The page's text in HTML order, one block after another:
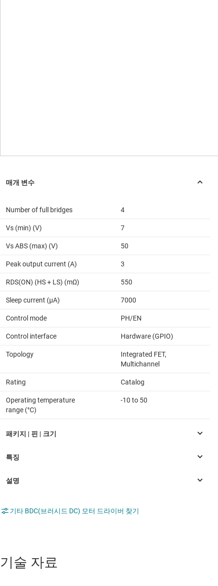
Number of full bridges 4
Vs (min) (V) 7
Vs ABS (max) (V) 50
Peak output current (A) 3
RDS(ON) (HS + LS) (mΩ) 550
Sleep current (µA) 7000
Control mode PH/EN
Control interface Hardware (GPIO)
Topology
Integrated FET,
Multichannel
Rating Catalog
Operating temperature
range (°C)
-10 to 50
기타 BDC(브러시드 DC) 모터 드라이버 찾기
기술 자료